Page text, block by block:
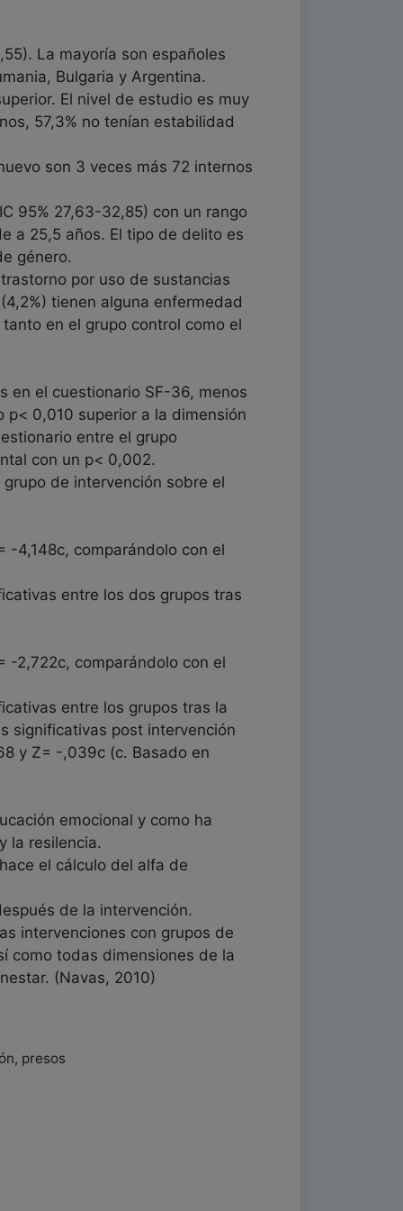
La mayoría son españoles
Bulgaria y Argentina.
El nivel de estudio es muy
57,3% no tenían estabilidad
son 3 veces más 72 internos
95% 27,63-32,85) con un rango
a 25,5 años. El tipo de delito es
género.
por uso de sustancias
tienen alguna enfermedad
en el grupo control como el
en el cuestionario SF-36, menos
p< 0,010 superior a la dimensión
entre el grupo
con un p< 0,002.
de intervención sobre el
-4,148c, comparándolo con el
entre los dos grupos tras
-2,722c, comparándolo con el
entre los grupos tras la
significativas post intervención
y Z= -,039c (c. Basado en
emocional y como ha
la resilencia.
el cálculo del alfa de
de la intervención.
intervenciones con grupos de
como todas dimensiones de la
(Navas, 2010)
presos